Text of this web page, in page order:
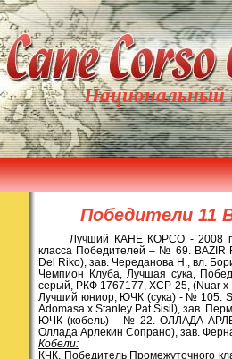
Национальный
Победители 11
Лучший КАНЕ КОРСО - 2008
класса Победителей – № 69. BAZIR
Del Riko), зав. Череданова Н., вл.
Чемпион Клуба, Лучшая сука,
серый, РКФ 1767177, ХСР-25, (Nuar
Лучший юниор, ЮЧК (сука) - № 105.
Adomasa x Stanley Pat Sisil), зав.
ЮЧК (кобель) – № 22. ОЛЛАДА
Оллада Арлекин Сопрано), зав.
Кобели:
КЧК, Победитель Промежуточного